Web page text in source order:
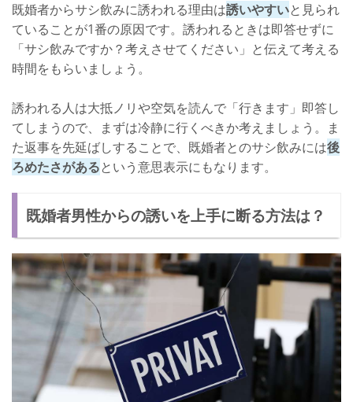
既婚者からサシ飲みに誘われる理由は誘いやすいと見られ
ていることが1番の原因です。誘われるときは即答せずに
「サシ飲みですか？考えさせてください」と伝えて考える
時間をもらいましょう。
誘われる人は大抵ノリや空気を読んで「行きます」即答し
てしまうので、まずは冷静に行くべきか考えましょう。ま
た返事を先延ばしすることで、既婚者とのサシ飲みには後
ろめたさがあるという意思表示にもなります。
既婚者男性からの誘いを上手に断る方法は？